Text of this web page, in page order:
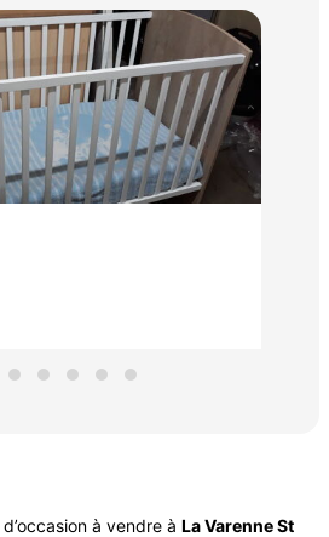
d’occasion à vendre à La Varenne St